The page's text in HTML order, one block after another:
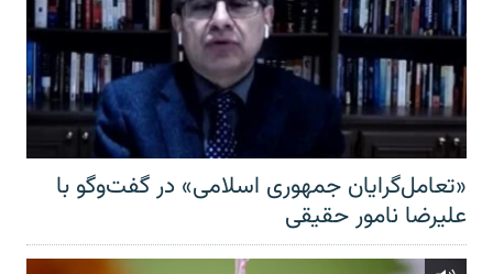
«تعامل‌گرایان جمهوری اسلامی» در گفت‌وگو با
علیرضا نامور حقیقی